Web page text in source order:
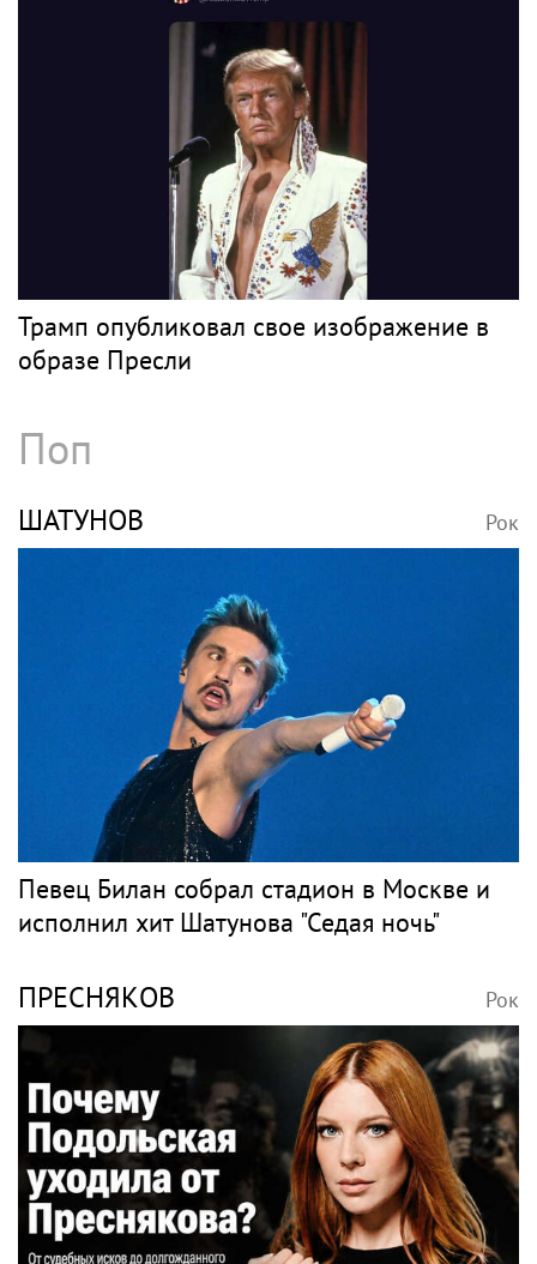
Трамп опубликовал свое изображение в
образе Пресли
Поп
ШАТУНОВ Рок
Певец Билан собрал стадион в Москве и
исполнил хит Шатунова "Седая ночь"
ПРЕСНЯКОВ Рок